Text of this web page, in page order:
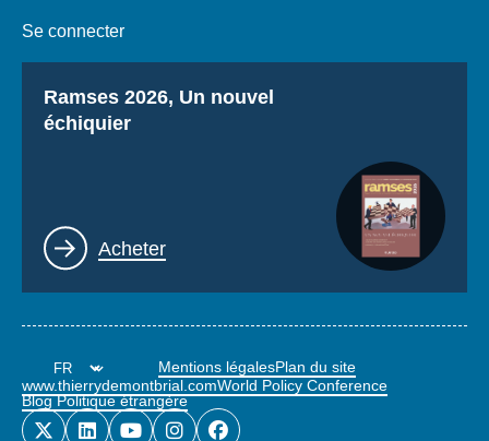
Se connecter
Titre
Ramses 2026, Un nouvel
échiquier
Lien
Acheter
Mentions légalesPlan du site
www.thierrydemontbrial.comWorld Policy Conference
Blog Politique étrangère